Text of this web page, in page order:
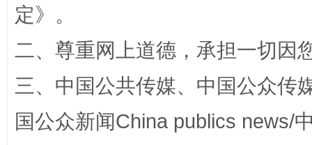
定》。
二、尊重网上道德，承担一切因
三、中国公共传媒、中国公众传
国公众新闻China publics news/